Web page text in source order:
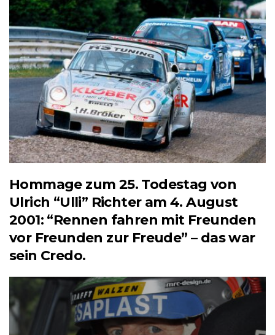
Hommage zum 25. Todestag von
Ulrich “Ulli” Richter am 4. August
2001: “Rennen fahren mit Freunden
vor Freunden zur Freude” – das war
sein Credo.